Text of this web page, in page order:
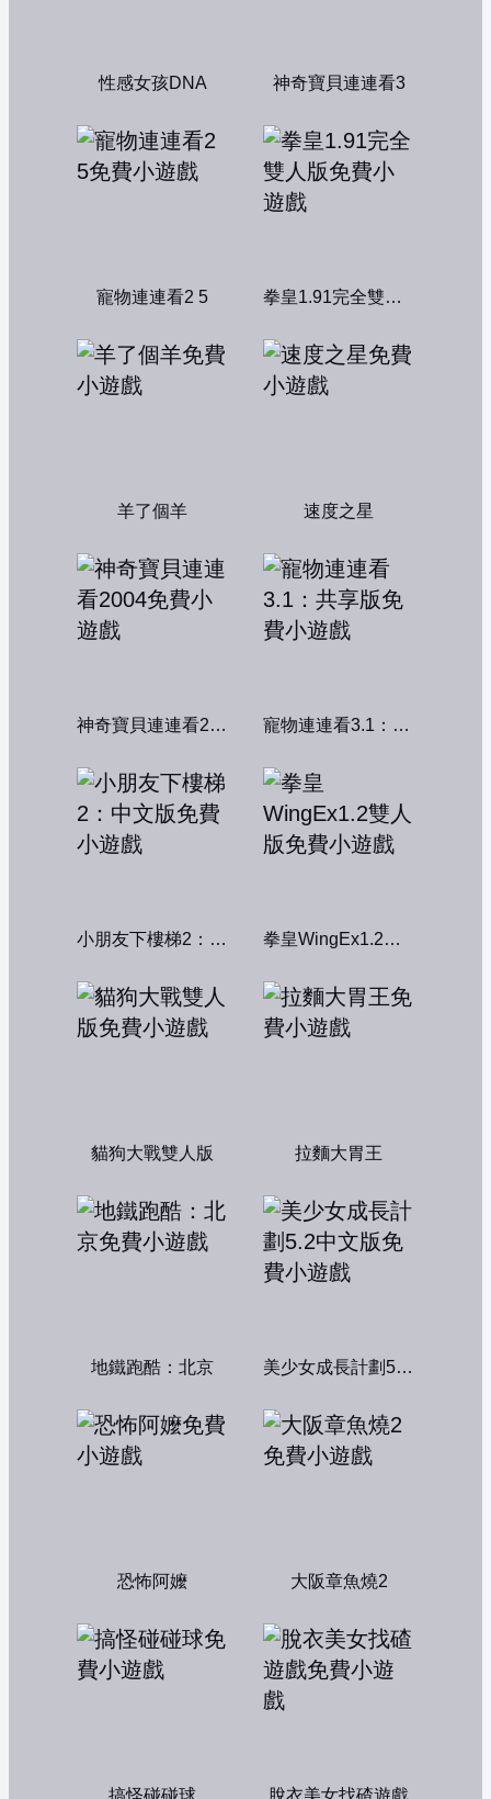
性感女孩DNA 神奇寶貝連連看3
寵物連連看2 5 拳皇1.91完全雙人版
羊了個羊 速度之星
神奇寶貝連連看2004 寵物連連看3.1：共享版
小朋友下樓梯2：中文版 拳皇WingEx1.2雙人版
貓狗大戰雙人版 拉麵大胃王
地鐵跑酷：北京 美少女成長計劃5.2中文版
恐怖阿嬤 大阪章魚燒2
搞怪碰碰球 脫衣美女找碴遊戲